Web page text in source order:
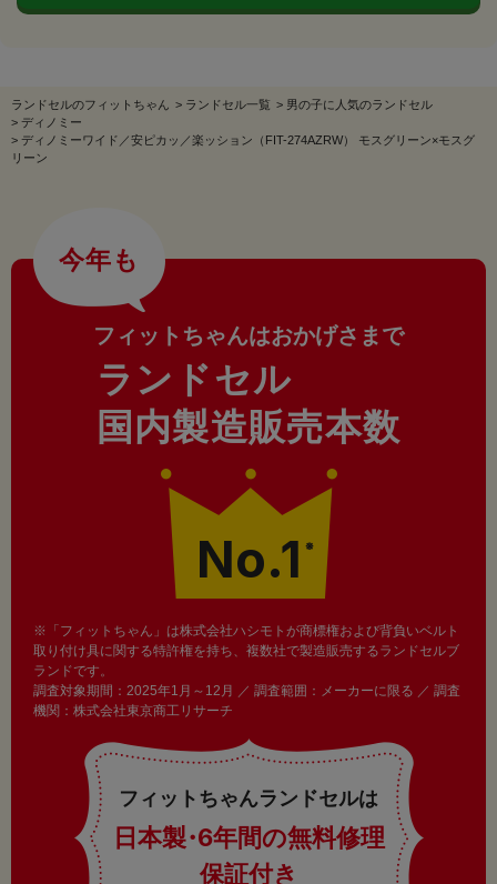
ランドセルのフィットちゃん > ランドセル一覧 > 男の子に人気のランドセル
> ディノミー
> ディノミーワイド／安ピカッ／楽ッション（FIT-274AZRW） モスグリーン×モスグ
リーン
今年も
フィットちゃんはおかげさまで
ランドセル
国内製造販売本数
No.1 ※
※「フィットちゃん」は株式会社ハシモトが商標権および背負いベルト
取り付け具に関する特許権を持ち、複数社で製造販売するランドセルブ
ランドです。
調査対象期間：2025年1月～12月 ／ 調査範囲：メーカーに限る ／ 調査
機関：株式会社東京商工リサーチ
フィットちゃんランドセルは
日本製・6年間の無料修理
保証付き